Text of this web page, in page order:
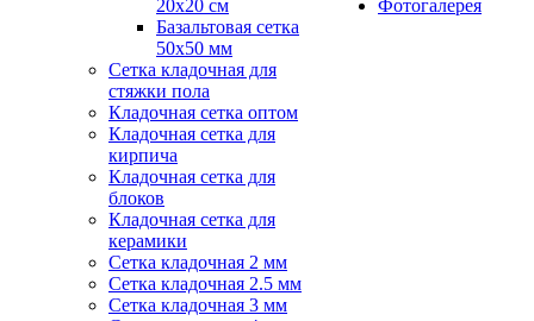
20x20 см
Базальтовая сетка
50x50 мм
Сетка кладочная для
стяжки пола
Кладочная сетка оптом
Кладочная сетка для
кирпича
Кладочная сетка для
блоков
Кладочная сетка для
керамики
Сетка кладочная 2 мм
Сетка кладочная 2.5 мм
Сетка кладочная 3 мм
Фотогалерея